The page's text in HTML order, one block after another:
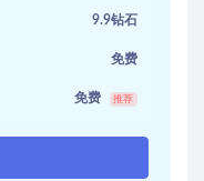
9.9钻石
免费
免费 推荐